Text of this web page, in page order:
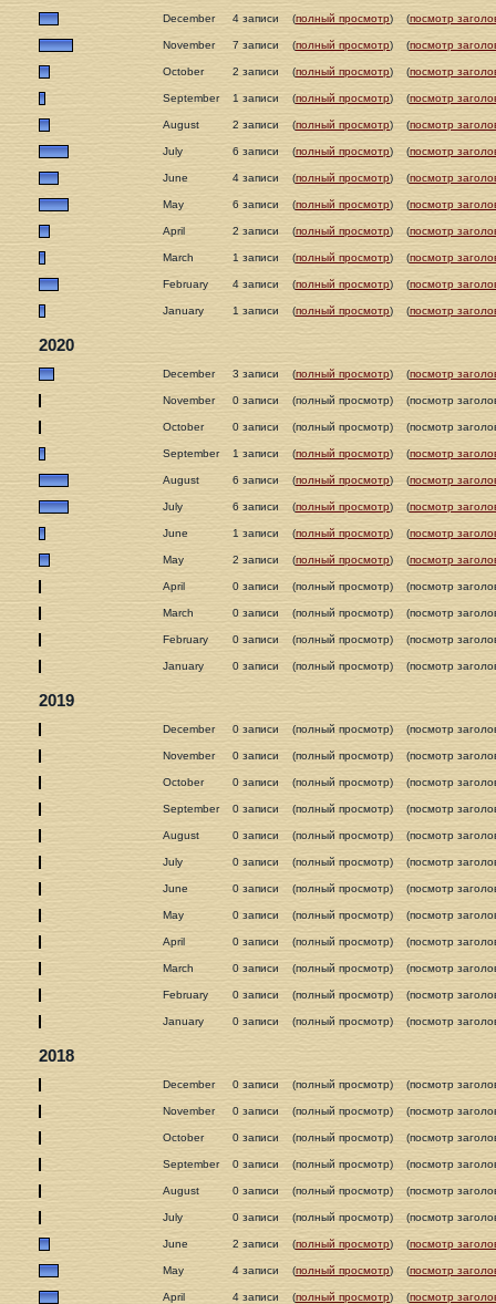
December 4 записи (полный просмотр) (посмотр
November 7 записи (полный просмотр) (посмотр
October 2 записи (полный просмотр) (посмотр
September 1 записи (полный просмотр) (посмотр
August 2 записи (полный просмотр) (посмотр
July 6 записи (полный просмотр) (посмотр
June 4 записи (полный просмотр) (посмотр
May 6 записи (полный просмотр) (посмотр
April 2 записи (полный просмотр) (посмотр
March 1 записи (полный просмотр) (посмотр
February 4 записи (полный просмотр) (посмотр
January 1 записи (полный просмотр) (посмотр
2020
December 3 записи (полный просмотр) (посмотр
November 0 записи (полный просмотр) (посмотр
October 0 записи (полный просмотр) (посмотр
September 1 записи (полный просмотр) (посмотр
August 6 записи (полный просмотр) (посмотр
July 6 записи (полный просмотр) (посмотр
June 1 записи (полный просмотр) (посмотр
May 2 записи (полный просмотр) (посмотр
April 0 записи (полный просмотр) (посмотр
March 0 записи (полный просмотр) (посмотр
February 0 записи (полный просмотр) (посмотр
January 0 записи (полный просмотр) (посмотр
2019
December 0 записи (полный просмотр) (посмотр
November 0 записи (полный просмотр) (посмотр
October 0 записи (полный просмотр) (посмотр
September 0 записи (полный просмотр) (посмотр
August 0 записи (полный просмотр) (посмотр
July 0 записи (полный просмотр) (посмотр
June 0 записи (полный просмотр) (посмотр
May 0 записи (полный просмотр) (посмотр
April 0 записи (полный просмотр) (посмотр
March 0 записи (полный просмотр) (посмотр
February 0 записи (полный просмотр) (посмотр
January 0 записи (полный просмотр) (посмотр
2018
December 0 записи (полный просмотр) (посмотр
November 0 записи (полный просмотр) (посмотр
October 0 записи (полный просмотр) (посмотр
September 0 записи (полный просмотр) (посмотр
August 0 записи (полный просмотр) (посмотр
July 0 записи (полный просмотр) (посмотр
June 2 записи (полный просмотр) (посмотр
May 4 записи (полный просмотр) (посмотр
April 4 записи (полный просмотр) (посмотр